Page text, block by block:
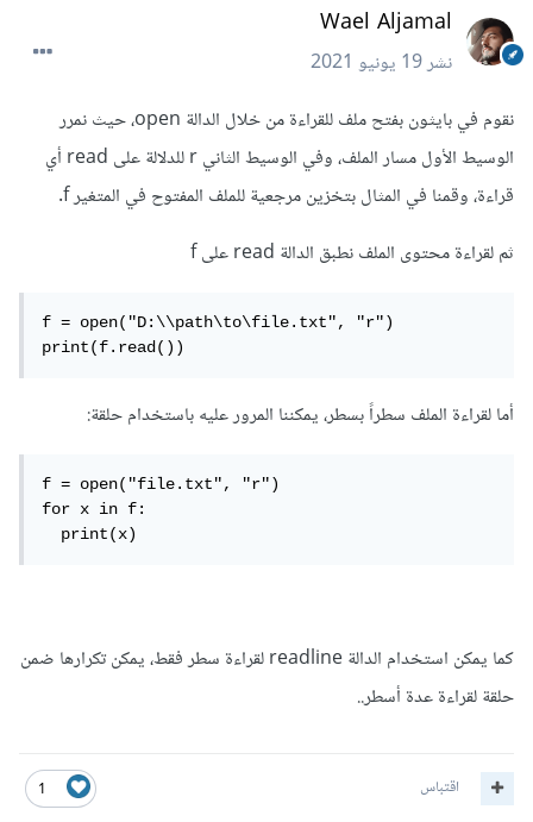
Wael Aljamal
نشر19 يونيو 2021
نقوم في بايثون بفتح ملف للقراءة من خلال الدالة open، حيث نمرر
الوسيط الأول مسار الملف، وفي الوسيط الثاني r للدلالة على read أي
قراءة، وقمنا في المثال بتخزين مرجعية للملف المفتوح في المتغير f.
ثم لقراءة محتوى الملف نطبق الدالة read على f
f = open("D:\\path\to\file.txt", "r")
print(f.read())
أما لقراءة الملف سطراً بسطر، يمكننا المرور عليه باستخدام حلقة:
f = open("file.txt", "r")
for x in f:
  print(x)
كما يمكن استخدام الدالة readline لقراءة سطر فقط، يمكن تكرارها ضمن
حلقة لقراءة عدة أسطر..
1 اقتباس